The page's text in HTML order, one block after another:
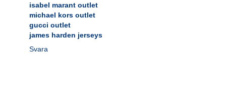
isabel marant outlet
michael kors outlet
gucci outlet
james harden jerseys
Svara